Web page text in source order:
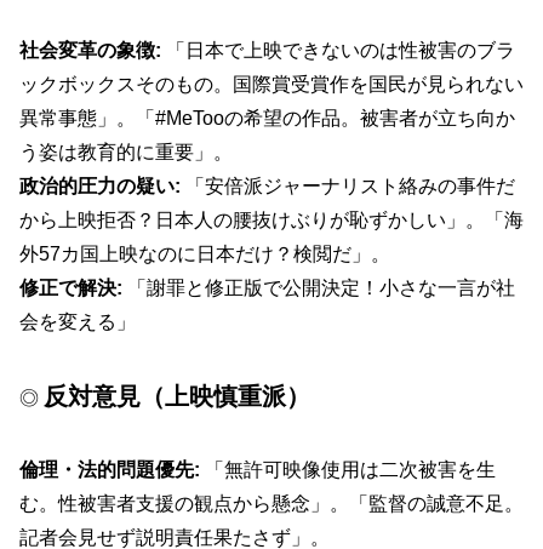
社会変革の象徴: 「日本で上映できないのは性被害のブラ
ックボックスそのもの。国際賞受賞作を国民が見られない
異常事態」。「#MeTooの希望の作品。被害者が立ち向か
う姿は教育的に重要」。
政治的圧力の疑い:
「安倍派ジャーナリスト絡みの事件だ
から上映拒否？日本人の腰抜けぶりが恥ずかしい」。「海
外57カ国上映なのに日本だけ？検閲だ」。
修正で解決: 「謝罪と修正版で公開決定！小さな一言が社
会を変える」
◎ 反対意見（上映慎重派）
倫理・法的問題優先: 「無許可映像使用は二次被害を生
む。性被害者支援の観点から懸念」。「監督の誠意不足。
記者会見せず説明責任果たさず」。